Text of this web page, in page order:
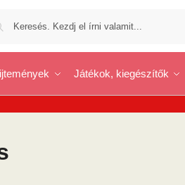
Játékok, kiegészítők